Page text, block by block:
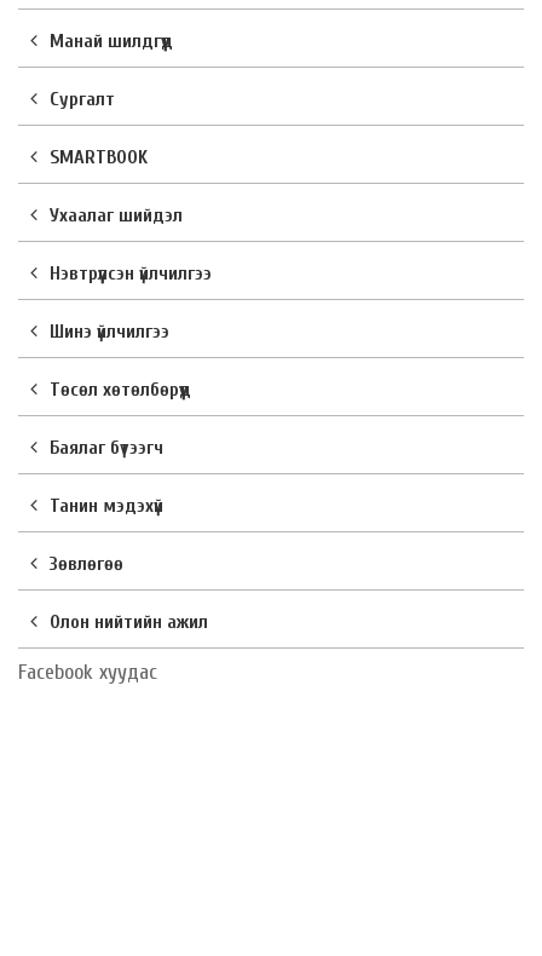
Манай шилдгүүд
Сургалт
SMARTBOOK
Ухаалаг шийдэл
Нэвтрүүлсэн үйлчилгээ
Шинэ үйлчилгээ
Төсөл хөтөлбөрүүд
Баялаг бүтээгч
Танин мэдэхүй
Зөвлөгөө
Олон нийтийн ажил
Facebook хуудас